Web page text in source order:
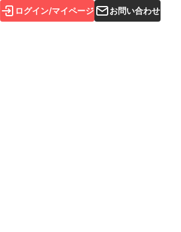
ログイン/マイページ お問い合わせ